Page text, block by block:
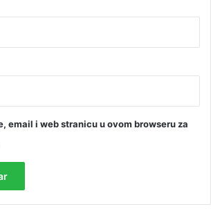
email i web stranicu u ovom browseru za